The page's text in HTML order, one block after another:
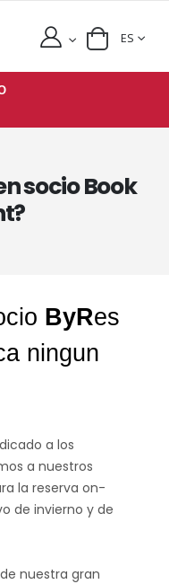
ES
socio Book
ByRes
ningun
a los
a nuestros
la reserva on-
de invierno y de
nuestra gran